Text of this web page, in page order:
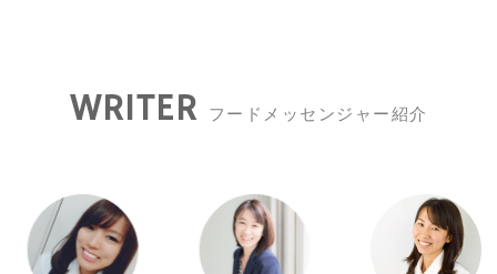
WRITER フードメッセンジャー紹介